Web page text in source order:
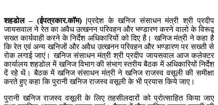
शहडोल – (ईपत्रकार.कॉम) |प्रदेश के खनिज संसाधन मंत्री श्री प्रदीप
जायसवाल ने रेत का अवैध उत्खनन परिवहन और भण्डारण करने वालो के विरूद्व
सख्त कार्यवाही करने के निर्देश अधिकारियों को दिए है। खनिज मंत्री ने कहा है
कि रेत एवं अन्य खनिजों और अवैध उत्खनन परिवहन और भण्डारण पर सख्ती से
रोक लगाई जाएं। खनिज संसाधन मंत्री श्री प्रदीप जायसवाल आज कलेक्टर
कार्यालय शहडोल में खनिज विभाग की संभाग स्तरीय बैठक में अधिकारियों निर्देश
दें रहे थें। बैठक में खनिज संसाधन मंत्री ने खनिज राजस्व वसूली की समीक्षा
करते हुए कहा कि पुरानी खनिज राजस्व वसूली के भी प्रयास किये जाए।
पुरानी खनिज राजस्व वसूली के लिए तहसीलदारों को प्रोत्साहित किया जाए